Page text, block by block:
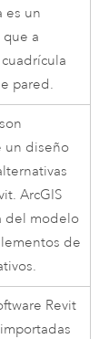
es un
a
pared.
un diseño
.ArcGIS
del modelo
de
Revit